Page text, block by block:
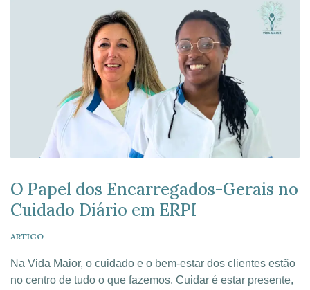
O Papel dos Encarregados-Gerais no
Cuidado Diário em ERPI
ARTIGO
Na Vida Maior, o cuidado e o bem-estar dos clientes estão
no centro de tudo o que fazemos. Cuidar é estar presente,